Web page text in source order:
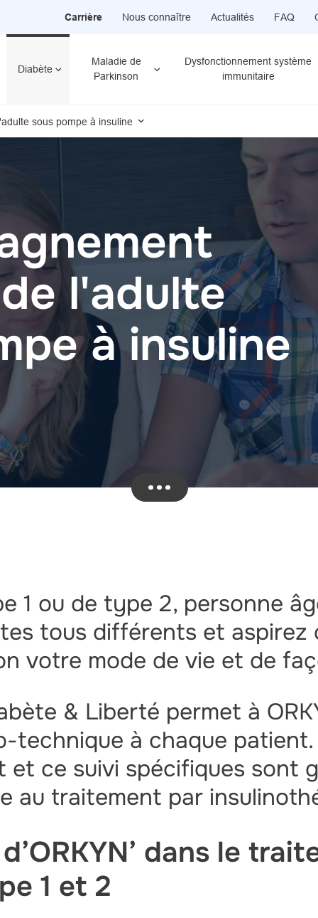
Carrière Nous connaître Actualités FAQ
Diabète
Maladie de
Parkinson
Dysfonctionnement système
immunitaire
sous pompe à insuline
l'adulte
à insuline
1 ou de type 2, personne
tous différents et aspirez
votre mode de vie et de
& Liberté permet à
technique à chaque
et ce suivi spécifiques sont
au traitement par
dans le
1 et 2